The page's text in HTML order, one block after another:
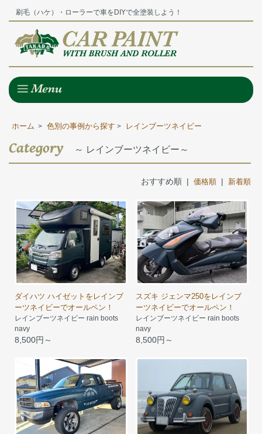
刷毛（ハケ）・ローラーで車をDIYで全塗装しよう！
ホーム > 色別の事例から探す > レインブーツネイビー
Category ～ レインブーツネイビー～
おすすめ順 | 価格順| 新着順
ダイハツ ハイゼットをレインブ
ーツネイビーでオールペン！
レインブーツネイビー rain boots
navy
8,500円～
スズキ ジェンマ250をレインブ
ーツネイビーでオールペン！
レインブーツネイビー rain boots
navy
8,500円～